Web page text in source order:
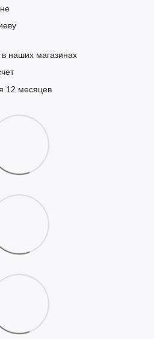
наших магазинах
12 месяцев